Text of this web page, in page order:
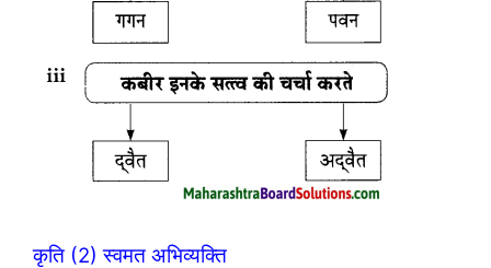
कृति (2) स्वमत अभिव्यक्ति